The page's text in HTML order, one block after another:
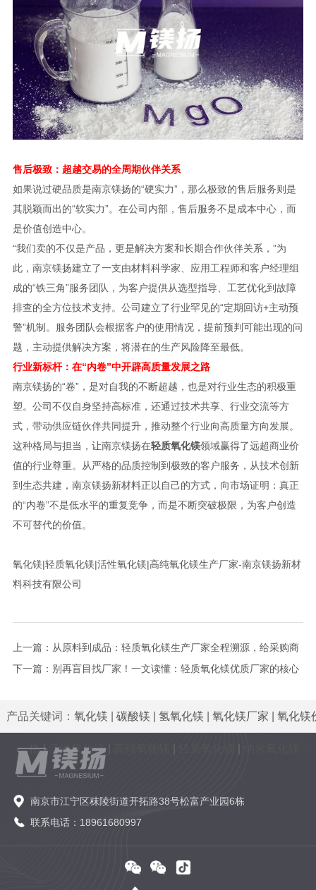
售后极致：超越交易的全周期伙伴关系
如果说过硬品质是南京镁扬的“硬实力”，那么极致的售后服务则是
其脱颖而出的“软实力”。在公司内部，售后服务不是成本中心，而
是价值创造中心。
“我们卖的不仅是产品，更是解决方案和长期合作伙伴关系，”为
此，南京镁扬建立了一支由材料科学家、应用工程师和客户经理组
成的“铁三角”服务团队，为客户提供从选型指导、工艺优化到故障
排查的全方位技术支持。公司建立了行业罕见的“定期回访+主动预
警”机制。服务团队会根据客户的使用情况，提前预判可能出现的问
题，主动提供解决方案，将潜在的生产风险降至最低。
行业新标杆：在“内卷”中开辟高质量发展之路
南京镁扬的“卷”，是对自我的不断超越，也是对行业生态的积极重
塑。公司不仅自身坚持高标准，还通过技术共享、行业交流等方
式，带动供应链伙伴共同提升，推动整个行业向高质量方向发展。
这种格局与担当，让南京镁扬在轻质氧化镁领域赢得了远超商业价
值的行业尊重。从严格的品质控制到极致的客户服务，从技术创新
到生态共建，南京镁扬新材料正以自己的方式，向市场证明：真正
的“内卷”不是低水平的重复竞争，而是不断突破极限，为客户创造
不可替代的价值。
氧化镁|轻质氧化镁|活性氧化镁|高纯氧化镁生产厂家-南京镁扬新材
料科技有限公司
上一篇： 从原料到成品：轻质氧化镁生产厂家全程溯源，给采购商
满满安全感！
下一篇： 别再盲目找厂家！一文读懂：轻质氧化镁优质厂家的核心
产品关键词： 氧化镁 碳酸镁 氢氧化镁 氧化镁厂家 氧化镁
格| 活性氧化镁|
南京市江宁区秣陵街道开拓路38号松富产业园6栋
联系电话：18961680997